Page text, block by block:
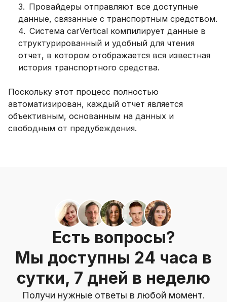
3. Провайдеры отправляют все доступные
данные, связанные с транспортным средством.
4. Система carVertical компилирует данные в
структурированный и удобный для чтения
отчет, в котором отображается вся известная
история транспортного средства.
Поскольку этот процесс полностью
автоматизирован, каждый отчет является
объективным, основанным на данных и
свободным от предубеждения.
Есть вопросы?
Мы доступны 24 часа в
сутки, 7 дней в неделю
Получи нужные ответы в любой момент.